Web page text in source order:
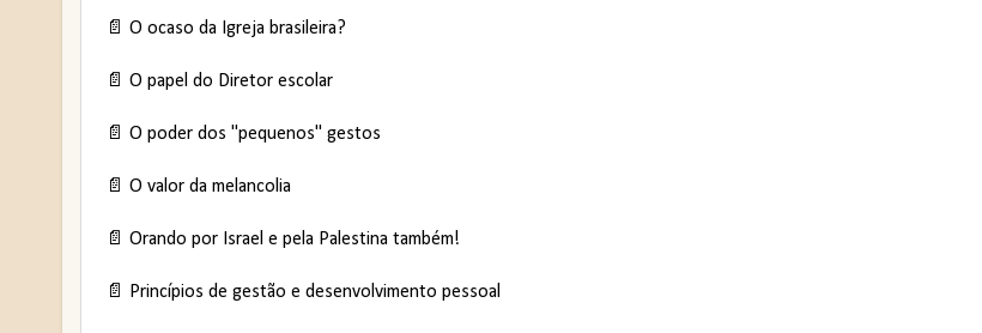
📄 O ocaso da Igreja brasileira?
📄 O papel do Diretor escolar
📄 O poder dos "pequenos" gestos
📄 O valor da melancolia
📄 Orando por Israel e pela Palestina também!
📄 Princípios de gestão e desenvolvimento pessoal